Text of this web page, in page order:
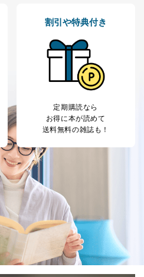
割引や特典付き
定期購読なら
お得に本が読めて
送料無料の雑誌も！